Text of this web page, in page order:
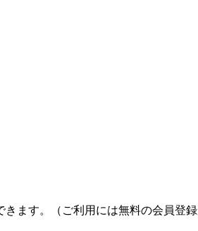
ます。（ご利用には無料の会員登録